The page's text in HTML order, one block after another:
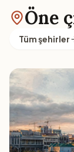
Öne
Tüm şehirler